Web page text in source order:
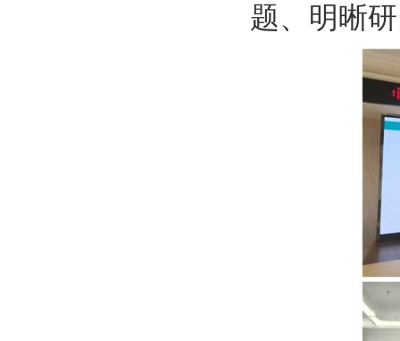
题、明晰